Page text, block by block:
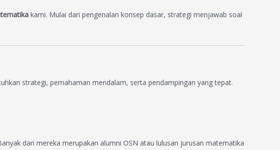
kami. Mulai dari pengenalan konsep dasar, strategi menjawab soal
strategi, pemahaman mendalam, serta pendampingan yang tepat.
dari mereka merupakan alumni OSN atau lulusan jurusan matematika